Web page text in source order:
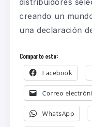
creando un
una declaración
Comparte esto:
Facebook
Correo
WhatsApp